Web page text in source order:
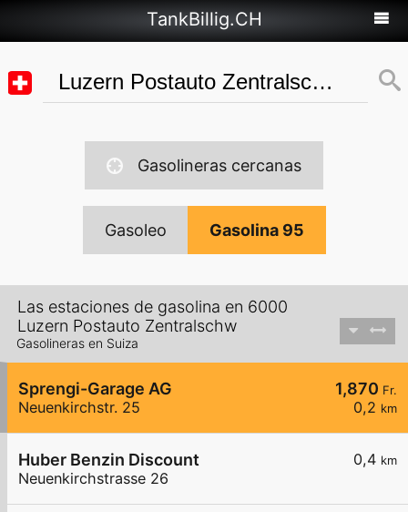
TankBillig.CH
Gasolineras cercanas
Gasoleo Gasolina 95
Las estaciones de gasolina en 6000
Luzern Postauto Zentralschw
Gasolineras en Suiza
1,870 Fr.
0,2 km
Sprengi-Garage AG
Neuenkirchstr. 25
0,4 km
Huber Benzin Discount
Neuenkirchstrasse 26